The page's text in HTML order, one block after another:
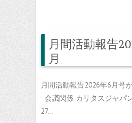
月間活動報告
月
月間活動報告2026年6月号
会議関係 カリタスジャパ
27…